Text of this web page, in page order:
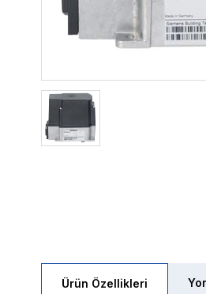
Ürün Özellikleri